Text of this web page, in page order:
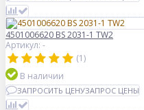
4501006620 BS 2031-1 TW2
Артикул: -
(1)
В наличии
ЗАПРОСИТЬ ЦЕНУЗАПРОС ЦЕНЫ